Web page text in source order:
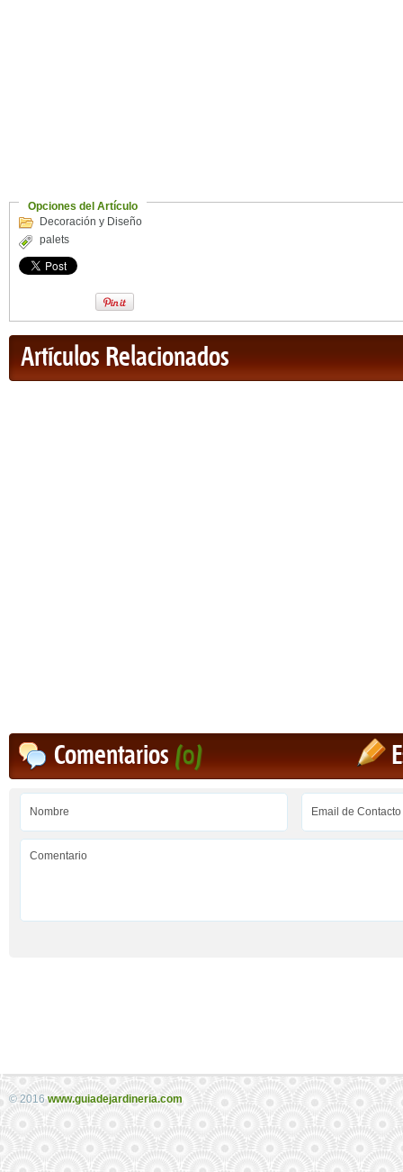
Opciones del Artículo
Decoración y Diseño
palets
Artículos Relacionados
Comentarios(0)
© 2016 www.guiadejardineria.com